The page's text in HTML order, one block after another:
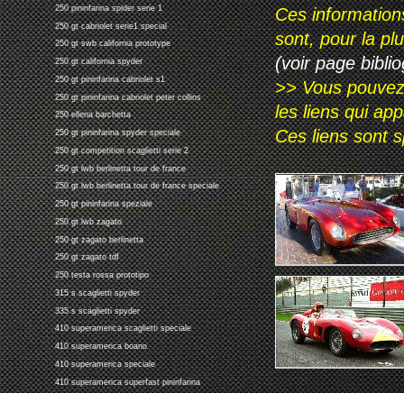
250 pininfarina spider serie 1
250 gt cabriolet serie1 special
250 gt swb california prototype
250 gt california spyder
250 gt pininfarina cabriolet s1
250 gt pininfarina cabriolet peter collins
250 ellena barchetta
250 gt pininfarina spyder speciale
250 gt competition scaglietti serie 2
250 gt lwb berlinetta tour de france
250 gt lwb berlinetta tour de france speciale
250 gt pininfarina speziale
250 gt lwb zagato
250 gt zagato berlinetta
250 gt zagato tdf
250 testa rossa prototipo
315 s scaglietti spyder
335 s scaglietti spyder
410 superamerica scaglietti speciale
410 superamerica boano
410 superamerica speciale
410 superamerica superfast pininfarina
Ces
sont, pour la
(voir page
>> Vous
les liens qui
Ces liens sont